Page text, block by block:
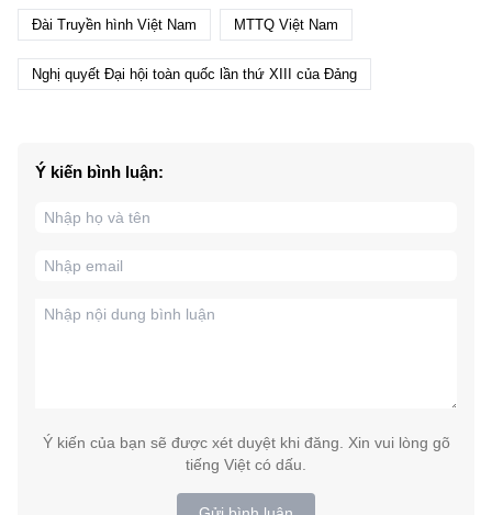
Đài Truyền hình Việt Nam MTTQ Việt Nam
Nghị quyết Đại hội toàn quốc lần thứ XIII của Đảng
Ý kiến bình luận:
Ý kiến của bạn sẽ được xét duyệt khi đăng. Xin vui lòng gõ
tiếng Việt có dấu.